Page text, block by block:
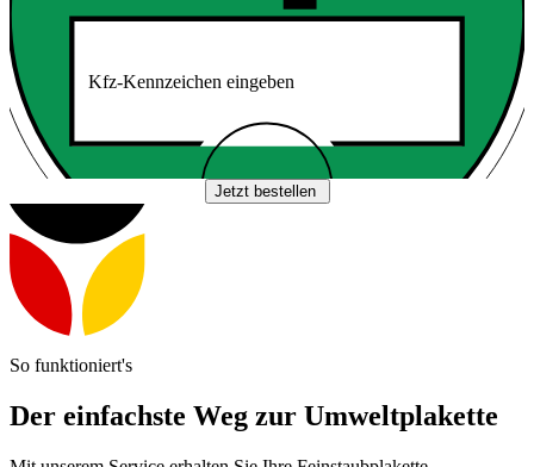
Kfz-Kennzeichen eingeben
Jetzt bestellen
So funktioniert's
Der einfachste Weg zur Umweltplakette